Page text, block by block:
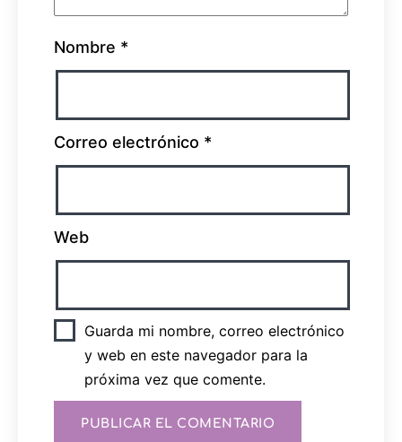
Nombre *
Correo electrónico *
Web
Guarda mi nombre, correo electrónico
y web en este navegador para la
próxima vez que comente.